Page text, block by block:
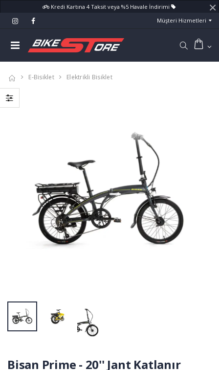
Kredi Kartına 4 Taksit veya %5 Havale İndirimi ×
Müşteri Hizmetleri
E-Bisiklet Elektrikli Bisiklet
Bisan Prime - 20'' Jant Katlanır